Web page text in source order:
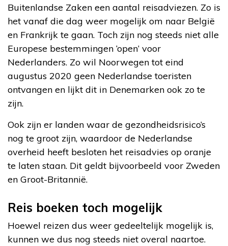
Buitenlandse Zaken een aantal reisadviezen. Zo is
het vanaf die dag weer mogelijk om naar België
en Frankrijk te gaan. Toch zijn nog steeds niet alle
Europese bestemmingen ‘open’ voor
Nederlanders. Zo wil Noorwegen tot eind
augustus 2020 geen Nederlandse toeristen
ontvangen en lijkt dit in Denemarken ook zo te
zijn.
Ook zijn er landen waar de gezondheidsrisico’s
nog te groot zijn, waardoor de Nederlandse
overheid heeft besloten het reisadvies op oranje
te laten staan. Dit geldt bijvoorbeeld voor Zweden
en Groot-Britannië.
Reis boeken toch mogelijk
Hoewel reizen dus weer gedeeltelijk mogelijk is,
kunnen we dus nog steeds niet overal naartoe.